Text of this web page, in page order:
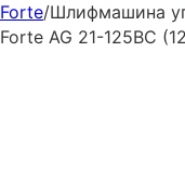
Forte/Шлифмашина
Forte AG 21-125ВС